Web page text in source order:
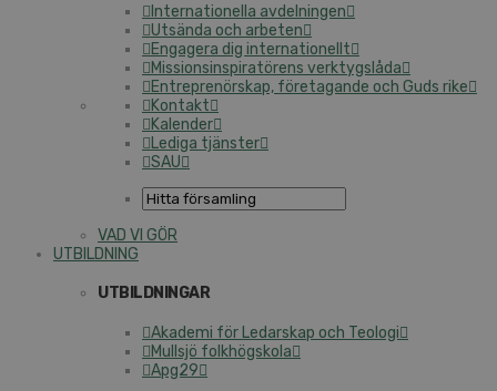
Internationella avdelningen
Utsända och arbeten
Engagera dig internationellt
Missionsinspiratörens verktygslåda
Entreprenörskap, företagande och Guds rike
Kontakt
Kalender
Lediga tjänster
SAU
VAD VI GÖR
UTBILDNING
UTBILDNINGAR
Akademi för Ledarskap och Teologi
Mullsjö folkhögskola
Apg29